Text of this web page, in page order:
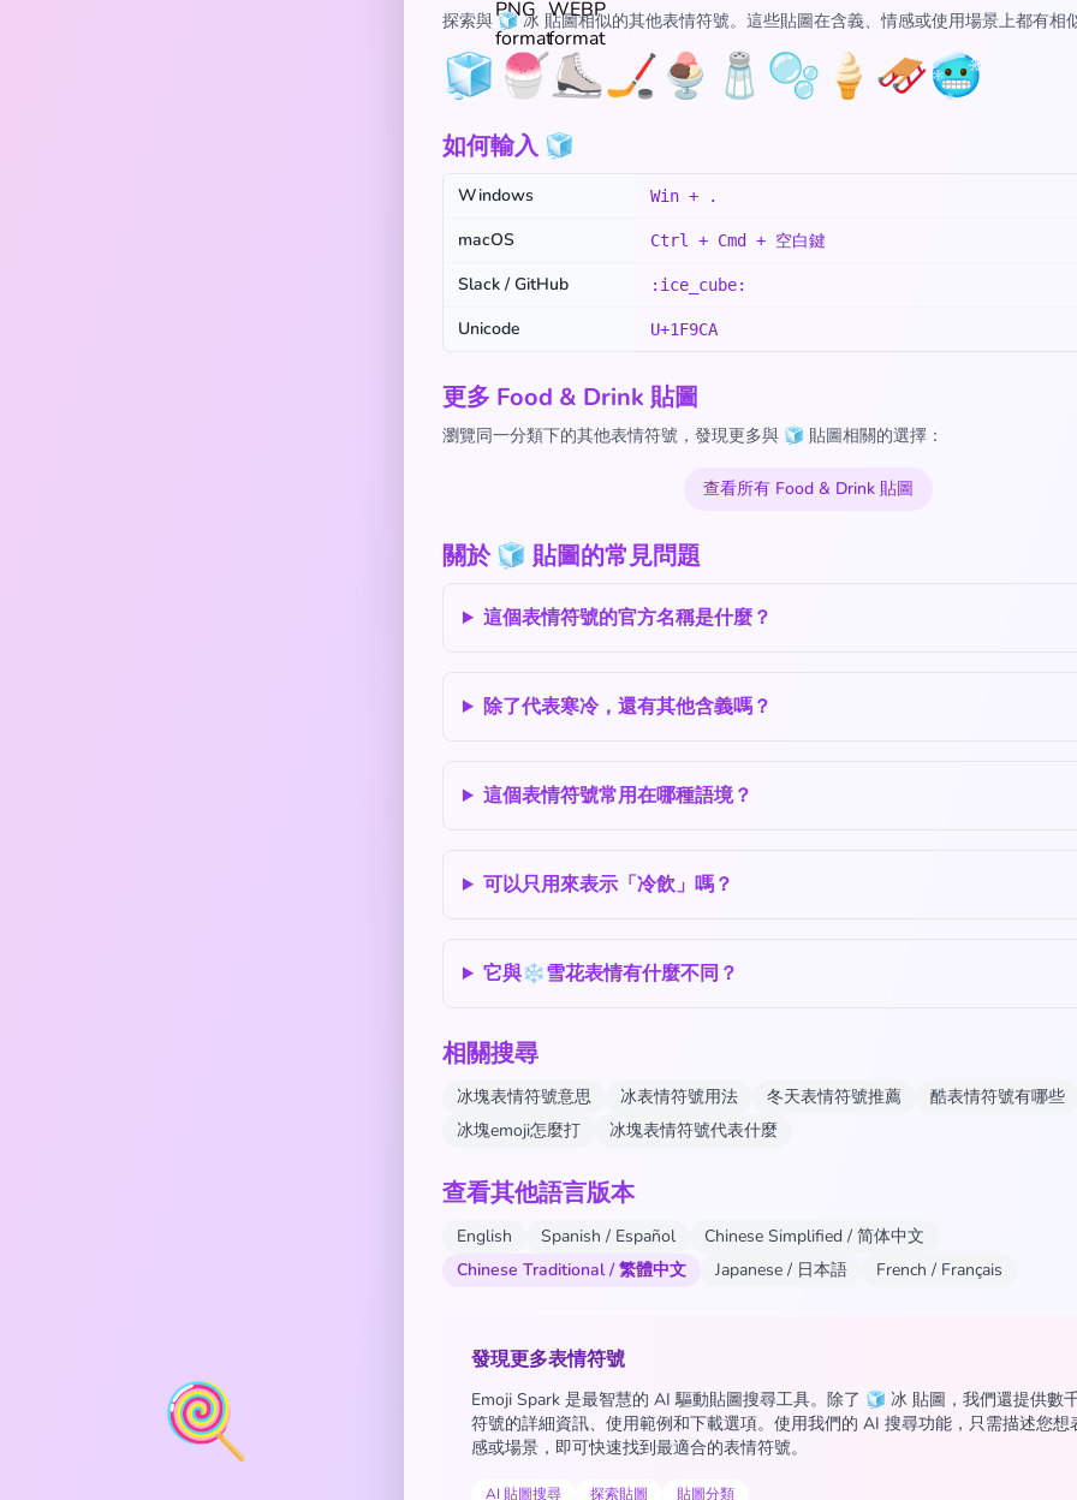
🍭
探索與 🧊 冰 貼圖相似的其他表情符號。這些貼圖在含義、情感或使用場景上都有相
🧊 🍧⛸️🏒🍨 🧂 🫧 🍦 🛷🥶
如何輸入 🧊
Windows Win + .
macOS Ctrl + Cmd + 空白鍵
Slack / GitHub :ice_cube:
Unicode U+1F9CA
更多 Food & Drink 貼圖
瀏覽同一分類下的其他表情符號，發現更多與 🧊 貼圖相關的選擇：
查看所有 Food & Drink 貼圖
關於 🧊 貼圖的常見問題
這個表情符號的官方名稱是什麼？
除了代表寒冷，還有其他含義嗎？
這個表情符號常用在哪種語境？
可以只用來表示「冷飲」嗎？
它與❄️雪花表情有什麼不同？
相關搜尋
冰塊表情符號意思 冰表情符號用法 冬天表情符號推薦
酷表情符號有哪些
冰塊emoji怎麼打
冰塊表情符號代表什麼
查看其他語言版本
English Spanish / Español
Chinese Simplified / 简体中文
Chinese Traditional / 繁體中文
Japanese / 日本語 French / Français
發現更多表情符號
Emoji Spark 是最智慧的 AI 驅動貼圖搜尋工具。除了 🧊 冰 貼圖，我們還提供數
符號的詳細資訊、使用範例和下載選項。使用我們的 AI 搜尋功能，只需描述您想
感或場景，即可快速找到最適合的表情符號。
AI 貼圖搜尋 探索貼圖 貼圖分類